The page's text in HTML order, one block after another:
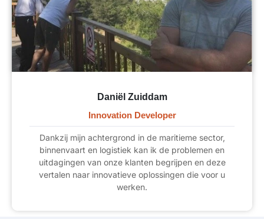
Daniël Zuiddam
Innovation Developer
Dankzij mijn achtergrond in de maritieme sector,
binnenvaart en logistiek kan ik de problemen en
uitdagingen van onze klanten begrijpen en deze
vertalen naar innovatieve oplossingen die voor u
werken.